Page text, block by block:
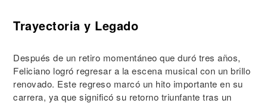
Trayectoria y Legado
Después de un retiro momentáneo que duró tres años,
Feliciano logró regresar a la escena musical con un brillo
renovado. Este regreso marcó un hito importante en su
carrera, ya que significó su retorno triunfante tras un